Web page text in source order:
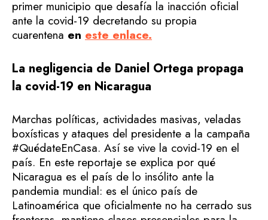
primer municipio que desafía la inacción oficial
ante la covid-19 decretando su propia
cuarentena en este enlace.
La negligencia de Daniel Ortega propaga
la covid-19 en Nicaragua
Marchas políticas, actividades masivas, veladas
boxísticas y ataques del presidente a la campaña
#QuédateEnCasa. Así se vive la covid-19 en el
país. En este reportaje se explica por qué
Nicaragua es el país de lo insólito ante la
pandemia mundial: es el único país de
Latinoamérica que oficialmente no ha cerrado sus